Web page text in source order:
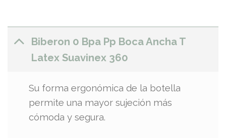
Biberon 0 Bpa Pp Boca Ancha T
Latex Suavinex 360
Su forma ergonómica de la botella
permite una mayor sujeción más
cómoda y segura.